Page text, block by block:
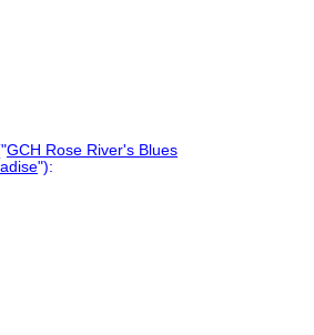
GCH Rose River's Blues
"):